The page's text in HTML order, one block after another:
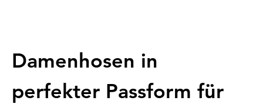
Damenhosen in
perfekter Passform für